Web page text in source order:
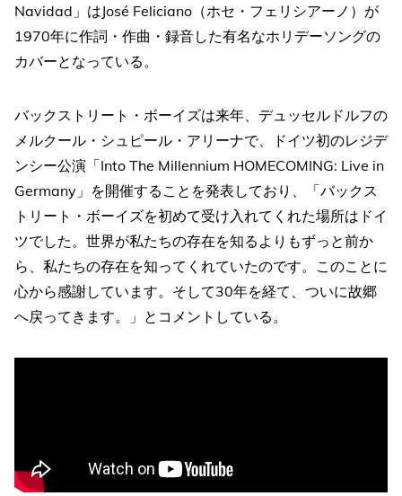
Navidad」はJosé Feliciano（ホセ・フェリシアーノ）が
1970年に作詞・作曲・録音した有名なホリデーソングの
カバーとなっている。
バックストリート・ボーイズは来年、デュッセルドルフの
メルクール・シュピール・アリーナで、ドイツ初のレジデ
ンシー公演「Into The Millennium HOMECOMING: Live in
Germany」を開催することを発表しており、「バックス
トリート・ボーイズを初めて受け入れてくれた場所はドイ
ツでした。世界が私たちの存在を知るよりもずっと前か
ら、私たちの存在を知ってくれていたのです。このことに
心から感謝しています。そして30年を経て、ついに故郷
へ戻ってきます。」とコメントしている。